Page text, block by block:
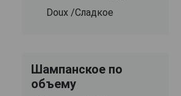
Doux /Сладкое
Шампанское по
объему